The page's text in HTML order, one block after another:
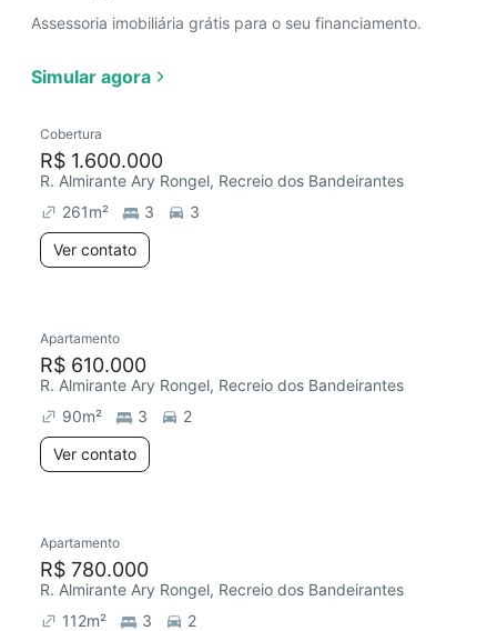
Assessoria imobiliária grátis para o seu financiamento.
Simular agora
Cobertura
R$ 1.600.000
R. Almirante Ary Rongel, Recreio dos Bandeirantes
261m² 3
3
Ver contato
Apartamento
R$ 610.000
R. Almirante Ary Rongel, Recreio dos Bandeirantes
90m² 3
2
Ver contato
Apartamento
R$ 780.000
R. Almirante Ary Rongel, Recreio dos Bandeirantes
112m² 3
2